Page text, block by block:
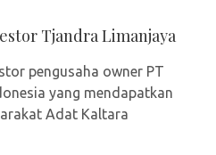
Tjandra Limanjaya
pengusaha owner PT
yang mendapatkan
Adat Kaltara